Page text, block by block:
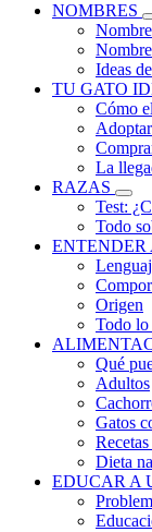
NOMBRES
Ideas
TU GATO
Cómo
La
RAZAS
Test:
Todo
ENTENDER
Origen
Todo lo
Qué
Adultos
Gatos
Dieta
EDUCAR A